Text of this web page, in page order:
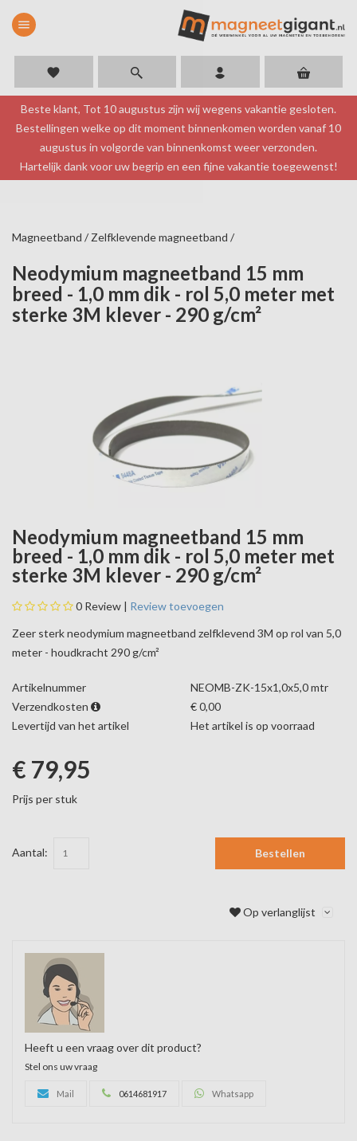
menu
favorite
Beste klant, Tot 10 augustus zijn wij wegens vakantie gesloten.
Bestellingen welke op dit moment binnenkomen worden vanaf 10
augustus in volgorde van binnenkomst weer verzonden.
Hartelijk dank voor uw begrip en een fijne vakantie toegewenst!
Magneetband / Zelfklevende magneetband /
Neodymium magneetband 15 mm
breed - 1,0 mm dik - rol 5,0 meter met
sterke 3M klever - 290 g/cm²
Neodymium magneetband 15 mm
breed - 1,0 mm dik - rol 5,0 meter met
sterke 3M klever - 290 g/cm²
0 Review | Review toevoegen
Zeer sterk neodymium magneetband zelfklevend 3M op rol van 5,0
meter - houdkracht 290 g/cm²
Artikelnummer
NEOMB-ZK-15x1,0x5,0 mtr
Verzendkosten
€ 0,00
Levertijd van het artikel
Het artikel is op voorraad
€ 79,95
Prijs per stuk
Aantal: Bestellen
Op verlanglijst
Heeft u een vraag over dit product?
Stel ons uw vraag
Mail 0614681917 Whatsapp